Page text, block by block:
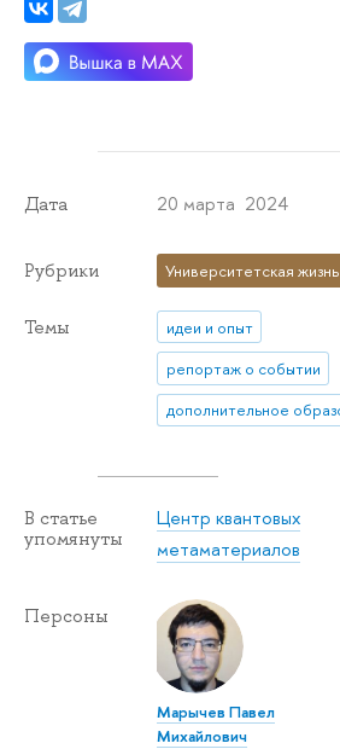
Дата 20 марта 2024
Рубрики Университетская жизнь
Темы
идеи и опыт
репортаж о событии
В статье
упомянуты
Центр квантовых
метаматериалов
Персоны
Марычев Павел
Михайлович